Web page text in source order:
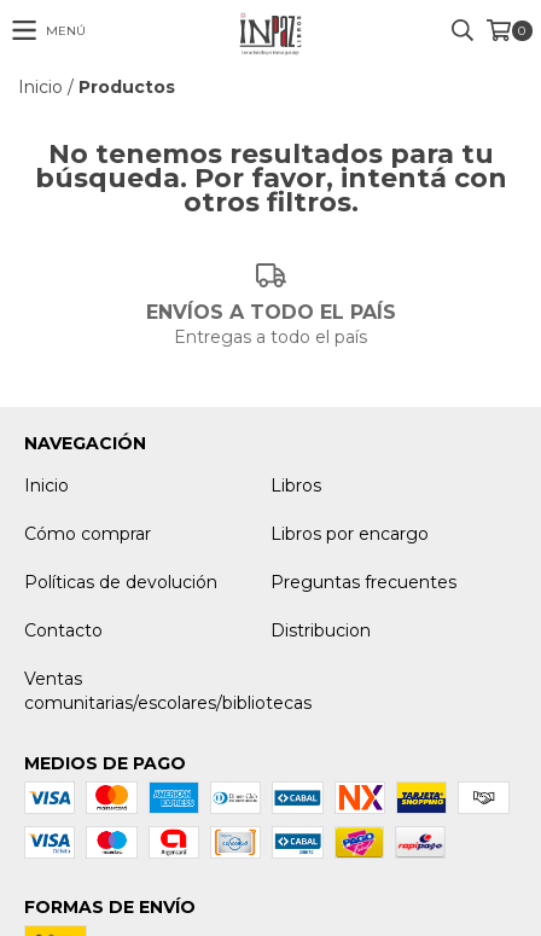
MENÚ 0
Inicio / Productos
No tenemos resultados para tu
búsqueda. Por favor, intentá con
otros filtros.
ENVÍOS A TODO EL PAÍS
Entregas a todo el país
NAVEGACIÓN
Inicio
Libros
Cómo comprar Libros por encargo
Políticas de devolución Preguntas frecuentes
Contacto Distribucion
Ventas
comunitarias/escolares/bibliotecas
MEDIOS DE PAGO
FORMAS DE ENVÍO